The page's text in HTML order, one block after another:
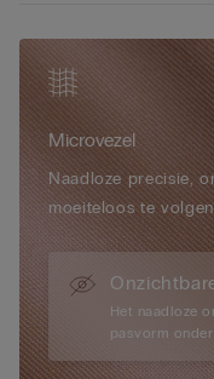
Microvezel
Naadloze precisie,
moeiteloos te
Het naadloze
pasvorm